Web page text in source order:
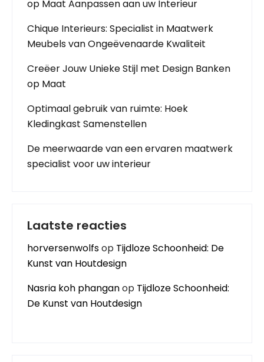
op Maat Aanpassen aan uw Interieur
Chique Interieurs: Specialist in Maatwerk
Meubels van Ongeëvenaarde Kwaliteit
Creëer Jouw Unieke Stijl met Design Banken
op Maat
Optimaal gebruik van ruimte: Hoek
Kledingkast Samenstellen
De meerwaarde van een ervaren maatwerk
specialist voor uw interieur
Laatste reacties
horversenwolfsop Tijdloze Schoonheid: De
Kunst van Houtdesign
Nasria koh phanganop Tijdloze Schoonheid:
De Kunst van Houtdesign